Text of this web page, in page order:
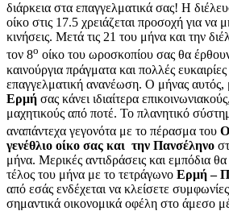
διάρκεια στα επαγγελματικά σας! Η
οίκο στις 17.5 χρειάζεται προσοχή για να
κινήσεις. Μετά τις 21 του μήνα και την
τον 8ο οίκο του ωροσκοπίου σας θα
καινούργια πράγματα και πολλές ευκαιρίες
επαγγελματική ανανέωση. Ο μήνας αυτός,
Ερμή σας κάνει ιδιαίτερα
μαχητικούς από ποτέ. Το πλανητικό
αναπάντεχα γεγονότα με το πέρασμα του
γενέθλιο οίκο σας και την Πανσέληνο
μήνα. Μερικές αντιδράσεις και εμπόδια
τέλος του μήνα με το τετράγωνο Ερμή –
από εσάς ενδέχεται να κλείσετε
σημαντικά οικονομικά οφέλη στο άμεσο